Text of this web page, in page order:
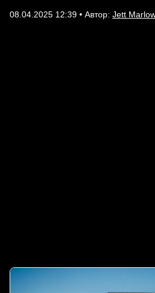
08.04.2025 12:39 • Автор: Jett